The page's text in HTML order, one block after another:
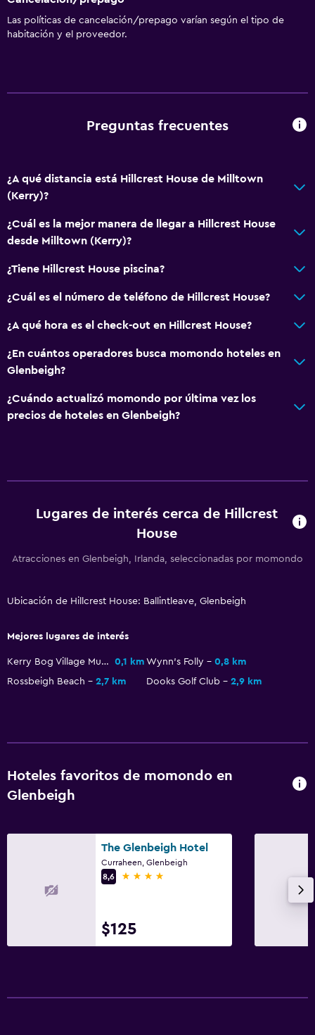
Las políticas de cancelación/prepago varían según el tipo de
habitación y el proveedor.
Preguntas frecuentes
¿A qué distancia está Hillcrest House de Milltown
(Kerry)?
¿Cuál es la mejor manera de llegar a Hillcrest House
desde Milltown (Kerry)?
¿Tiene Hillcrest House piscina?
¿Cuál es el número de teléfono de Hillcrest House?
¿A qué hora es el check-out en Hillcrest House?
¿En cuántos operadores busca momondo hoteles en
Glenbeigh?
¿Cuándo actualizó momondo por última vez los
precios de hoteles en Glenbeigh?
Lugares de interés cerca de Hillcrest
House
Atracciones en Glenbeigh, Irlanda, seleccionadas por momondo
Ubicación de Hillcrest House: Ballintleave, Glenbeigh
Mejores lugares de interés
Kerry Bog Village Museum 0,1 km Wynn's Folly
0,8 km
Rossbeigh Beach
2,7 km Dooks Golf Club 2,9 km
Hoteles favoritos de momondo en
Glenbeigh
The Glenbeigh Hotel
Curraheen, Glenbeigh
8,6
4 estrellas
$125